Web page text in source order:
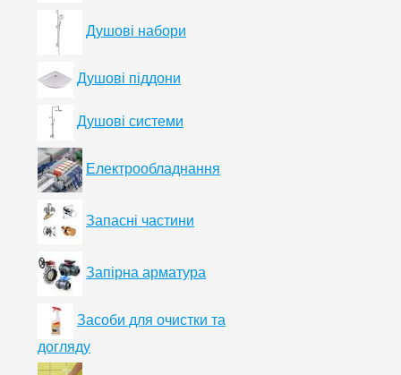
Душові набори
Душові піддони
Душові системи
Електрообладнання
Запасні частини
Запірна арматура
Засоби для очистки та
догляду